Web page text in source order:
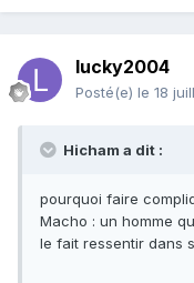
lucky2004
Posté(e) le 18
Hicham a dit :
pourquoi faire
Macho : un homme
le fait ressentir dans